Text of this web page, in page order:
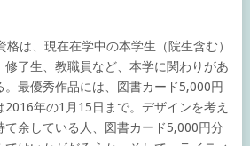
格は、現在在学中の本学生（院生含む）
修了生、教職員など、本学に関わりがあ
。最優秀作品には、図書カード5,000円
年の1月15日まで。デザインを考え
て余している人、図書カード5,000円分